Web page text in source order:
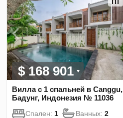
$ 168 901
Вилла с 1 спальней в Canggu,
Бадунг, Индонезия № 11036
Спален: 1 Ванных: 2